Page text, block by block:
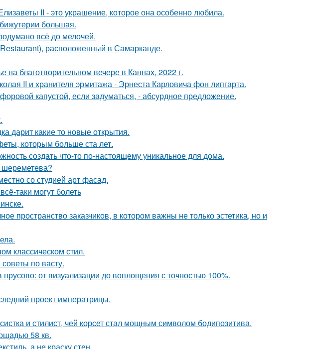
II - это украшение, которое она особенно любила.
большая.
всё до мелочей.
расположенный в Самарканде.
благотворительном вечере в Каннах, 2022 г.
II и хранителя эрмитажа - Эрнеста Карловича фон липгарта.
капустой, если задуматься, - абсурдное предложение.
дарит какие то новые открытия.
которым больше ста лет.
создать что-то по-настоящему уникальное для дома.
шереметева?
со студией арт фасад.
таки могут болеть
пространство заказчиков, в котором важны не только эстетика, но и
классическом стил.
по васту.
от визуализации до воплощения с точностью 100%.
проект императрицы.
и стилист, чей корсет стал мощным символом бодипозитива.
58 кв.